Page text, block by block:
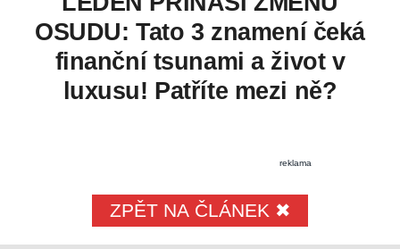
OSUDU: Tato 3 znamení čeká
finanční tsunami a život v
luxusu! Patříte mezi ně?
reklama
ZPĚT NA ČLÁNEK ✖